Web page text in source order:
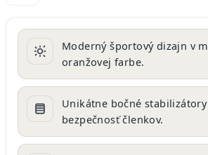
Moderný športový dizajn v
oranžovej farbe.
Unikátne bočné
bezpečnosť členkov.